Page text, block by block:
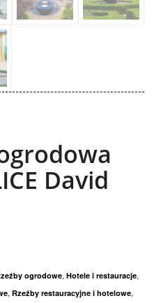
David
ogrodowe, Hotele i restauracje,
, Rzeźby restauracyjne i hotelowe,